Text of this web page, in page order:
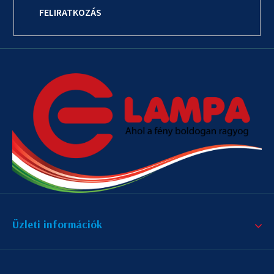
FELIRATKOZÁS
Üzleti információk